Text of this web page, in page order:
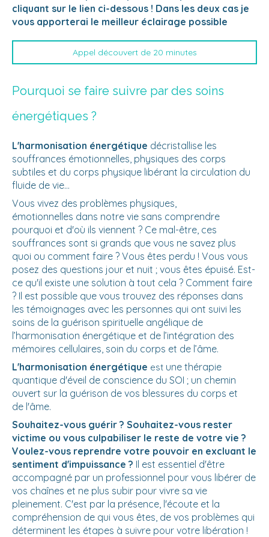
cliquant sur le lien ci-dessous ! Dans les deux cas je
vous apporterai le meilleur éclairage possible
Appel découvert de 20 minutes
Pourquoi se faire suivre par des soins
énergétiques ?
L'harmonisation énergétique décristallise les
souffrances émotionnelles, physiques des corps
subtiles et du corps physique libérant la circulation du
fluide de vie...
Vous vivez des problèmes physiques,
émotionnelles dans notre vie sans comprendre
pourquoi et d'où ils viennent ? Ce mal-être, ces
souffrances sont si grands que vous ne savez plus
quoi ou comment faire ? Vous êtes perdu ! Vous vous
posez des questions jour et nuit ; vous êtes épuisé. Est-
ce qu'il existe une solution à tout cela ? Comment faire
? Il est possible que vous trouvez des réponses dans
les témoignages avec les personnes qui ont suivi les
soins de la guérison spirituelle angélique de
l’harmonisation énergétique et de l’intégration des
mémoires cellulaires, soin du corps et de l’âme.
L'harmonisation énergétique est une thérapie
quantique d'éveil de conscience du SOI ; un chemin
ouvert sur la guérison de vos blessures du corps et
de l'âme.
Souhaitez-vous guérir ? Souhaitez-vous rester
victime ou vous culpabiliser le reste de votre vie ?
Voulez-vous reprendre votre pouvoir en excluant le
sentiment d'impuissance ? Il est essentiel d'être
accompagné par un professionnel pour vous libérer de
vos chaînes et ne plus subir pour vivre sa vie
pleinement. C'est par la présence, l'écoute et la
compréhension de qui vous êtes, de vos problèmes qui
déterminent les étapes à suivre pour votre libération !